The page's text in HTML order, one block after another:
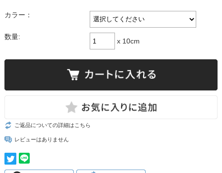
カラー：
数量:
x 10cm
ご返品についての詳細はこちら
レビューはありません